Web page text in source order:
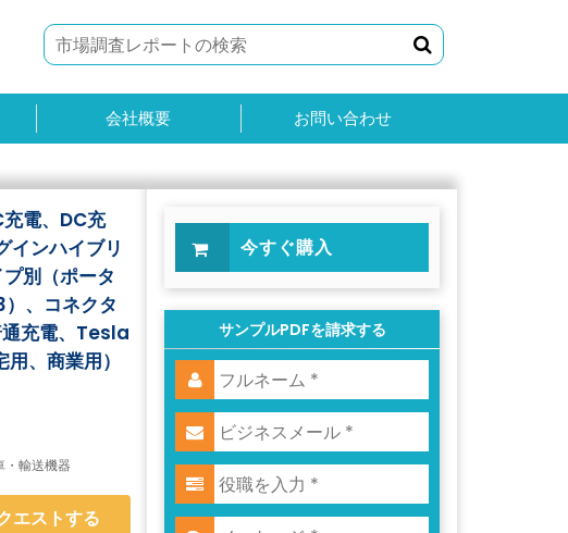
会社概要 お問い合わせ
電、DC充
インハイブリ
別（ポータ
、コネクタ
充電、Tesla
、商業用）
・輸送機器
エストする
今すぐ購入
サンプルPDFを請求する